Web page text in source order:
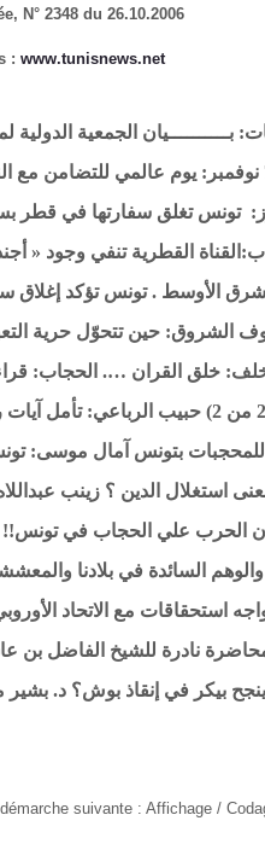
N° 2348 du 26.10.2006
: www.tunisnews.net
الجمعية الدولية
تونس تغلق سفارتها في قطر
القطرية تنفي وجود «
الأوسط . تونس تؤكد إغلاق
الشروق: حين تتحوّل حرية
خلق القران …. الحجاب:
حبيب الرباعي: تأمل
بتونس آمال موسى:
استغلال الدين ؟ زينب
الحرب علي الحجاب في تونس!!
السائدة في بلادنا
استحقاقات مع الاتحاد
نادرة للشيخ الفاضل بن
بيكر في إنقاذ بوش؟ د. بشير
suivante : Affichage /